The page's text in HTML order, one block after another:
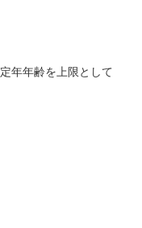
年年齢を上限として